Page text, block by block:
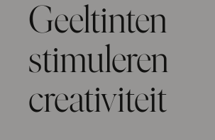
Geeltinten
stimuleren
creativiteit